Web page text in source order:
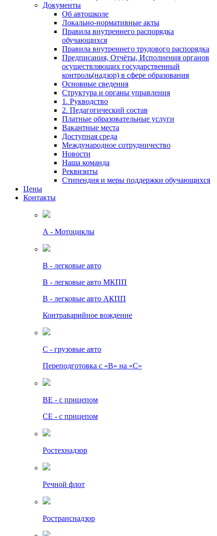
Документы
Об автошколе
Локально-нормативные акты
Правила внутреннего распорядка
обучающихся
Правила внутреннего трудового распорядка
Предписания, Отчёты, Исполнения органов
осуществляющих государственный
контроль(надзор) в сфере образования
Основные сведения
Структура и органы управления
1. Рукводство
2. Педагогический состав
Платные образовательные услуги
Вакантные места
Доступная среда
Международное сотрудничество
Новости
Наша команда
Реквизиты
Стипендия и меры поддержки обучающихся
Цены
Контакты
А - Мотоциклы
B - легковые авто
B - легковые авто МКПП
B - легковые авто АКПП
Контраварийное вождение
C - грузовые авто
Переподготовка с «В» на «С»
BE - с прицепом
СЕ - с прицепом
Ростехнадзор
Речной флот
Ространснадзор